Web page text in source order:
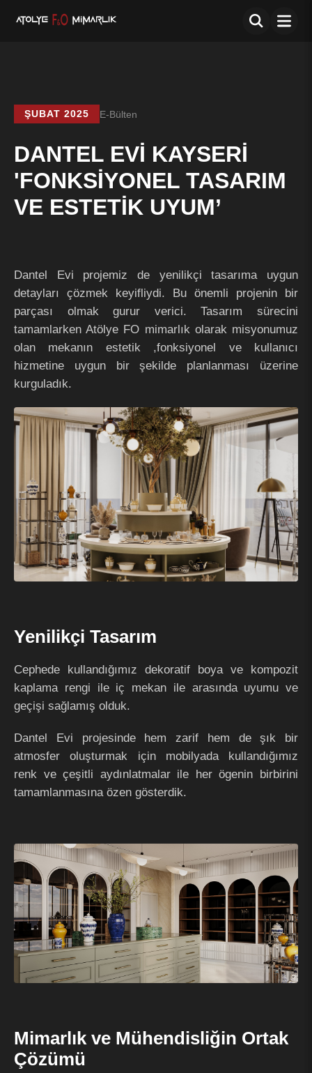
ŞUBAT 2025 E-Bülten
DANTEL EVİ KAYSERİ
'FONKSİYONEL TASARIM
VE ESTETİK UYUM’
Dantel Evi projemiz de yenilikçi tasarıma uygun
detayları çözmek keyifliydi. Bu önemli projenin bir
parçası olmak gurur verici. Tasarım sürecini
tamamlarken Atölye FO mimarlık olarak misyonumuz
olan mekanın estetik ,fonksiyonel ve kullanıcı
hizmetine uygun bir şekilde planlanması üzerine
Yenilikçi Tasarım
Cephede kullandığımız dekoratif boya ve kompozit
kaplama rengi ile iç mekan ile arasında uyumu ve
geçişi sağlamış olduk.
Dantel Evi projesinde hem zarif hem de şık bir
atmosfer oluşturmak için mobilyada kullandığımız
renk ve çeşitli aydınlatmalar ile her ögenin birbirini
tamamlanmasına özen gösterdik.
Mimarlık ve Mühendisliğin Ortak
Çözümü